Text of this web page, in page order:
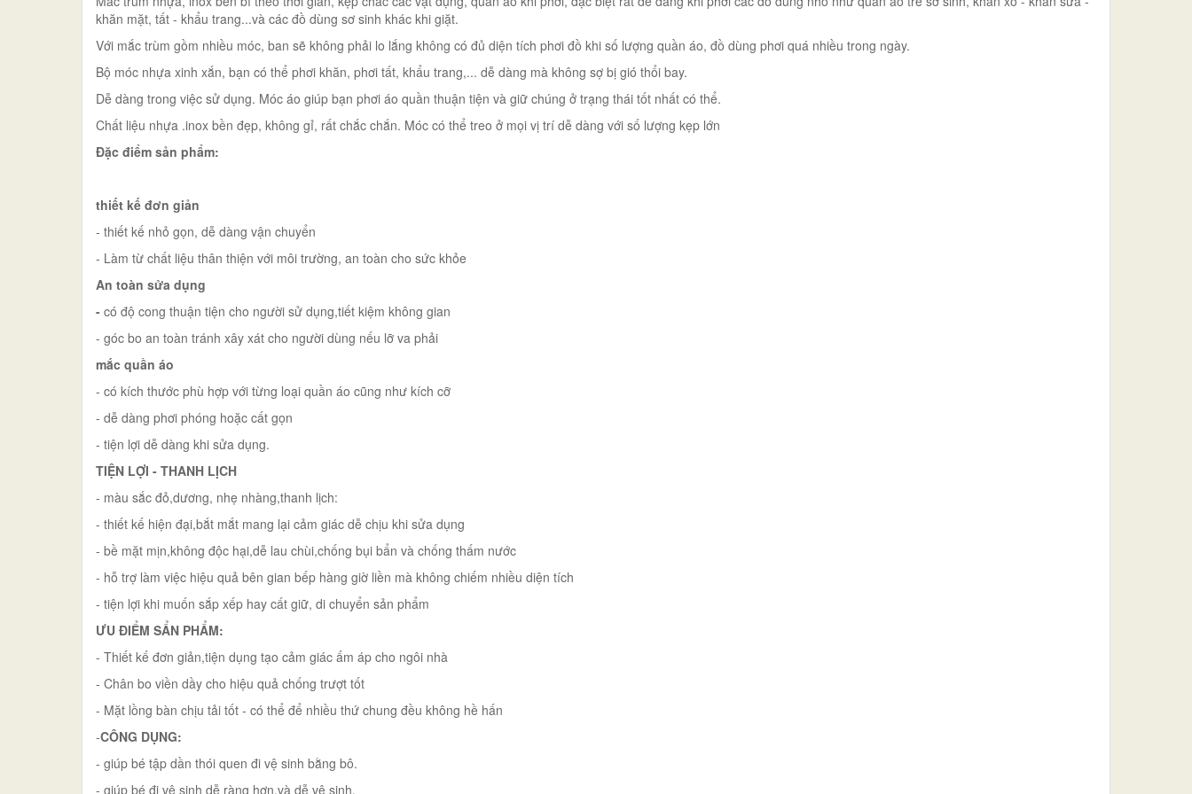
khăn mặt, tất - khẩu trang...và các đồ dùng sơ sinh khác khi giặt.
Với mắc trùm gồm nhiều móc, ban sẽ không phải lo lắng không có đủ diện tích phơi đồ khi số lượng quần áo, đồ dùng phơi quá nhiều trong ngày.
Bộ móc nhựa xinh xắn, bạn có thể phơi khăn, phơi tất, khẩu trang,... dễ dàng mà không sợ bị gió thổi bay.
Dễ dàng trong việc sử dụng. Móc áo giúp bạn phơi áo quần thuận tiện và giữ chúng ở trạng thái tốt nhất có thể.
Chất liệu nhựa .inox bền đẹp, không gỉ, rất chắc chắn. Móc có thể treo ở mọi vị trí dễ dàng với số lượng kẹp lớn
Đặc điểm sản phẩm:
thiết kế đơn giản
- thiết kế nhỏ gọn, dễ dàng vận chuyển
- Làm từ chất liệu thân thiện với môi trường, an toàn cho sức khỏe
An toàn sửa dụng
- có độ cong thuận tiện cho người sử dụng,tiết kiệm không gian
- góc bo an toàn tránh xây xát cho người dùng nếu lỡ va phải
mắc quần áo
- có kích thước phù hợp với từng loại quần áo cũng như kích cỡ
- dễ dàng phơi phóng hoặc cất gọn
- tiện lợi dễ dàng khi sửa dụng.
TIỆN LỢI - THANH LỊCH
- màu sắc đỏ,dương, nhẹ nhàng,thanh lịch:
- thiết kế hiện đại,bắt mắt mang lại cảm giác dễ chịu khi sửa dụng
- bề mặt mịn,không độc hại,dễ lau chùi,chống bụi bẩn và chống thấm nước
- hỗ trợ làm việc hiệu quả bên gian bếp hàng giờ liền mà không chiếm nhiều diện tích
- tiện lợi khi muốn sắp xếp hay cất giữ, di chuyển sản phẩm
ƯU ĐIỂM SẨN PHẨM:
- Thiết kế đơn giản,tiện dụng tạo cảm giác ấm áp cho ngôi nhà
- Chân bo viền dầy cho hiệu quả chống trượt tốt
- Mặt lồng bàn chịu tải tốt - có thể để nhiều thứ chung đều không hề hấn
-CÔNG DỤNG:
- giúp bé tập dần thói quen đi vệ sinh bằng bô.
- giúp bé đi vệ sinh dễ ràng hơn,và dễ vệ sinh.